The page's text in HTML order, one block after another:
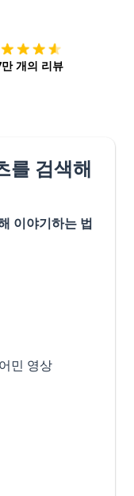
개의 리뷰
를 검색해
이야기하는 법
민 영상